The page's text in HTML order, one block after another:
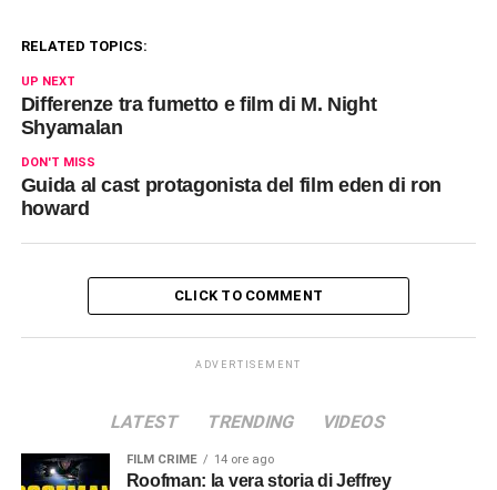
RELATED TOPICS:
UP NEXT
Differenze tra fumetto e film di M. Night
Shyamalan
DON'T MISS
Guida al cast protagonista del film eden di ron
howard
CLICK TO COMMENT
ADVERTISEMENT
LATEST TRENDING VIDEOS
FILM CRIME 14 ore ago
Roofman: la vera storia di Jeffrey